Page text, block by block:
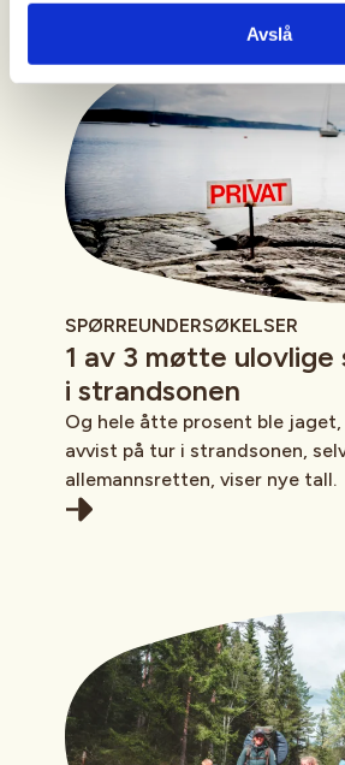
Avslå
SPØRREUNDERSØKELSER
1 av 3 møtte ulovlige
i strandsonen
Og hele åtte prosent ble
avvist på tur i strandsonen,
allemannsretten, viser nye tall.